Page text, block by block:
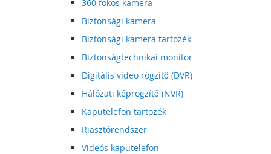
360 fokos kamera
Biztonsági kamera
Biztonsági kamera tartozék
Biztonságtechnikai monitor
Digitális video rögzítő (DVR)
Hálózati képrögzítő (NVR)
Kaputelefon tartozék
Riasztórendszer
Videós kaputelefon